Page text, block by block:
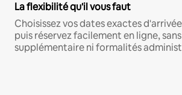
La flexibilité qu'il vous faut
Choisissez vos dates exactes
puis réservez facilement en ligne,
supplémentaire ni formalités